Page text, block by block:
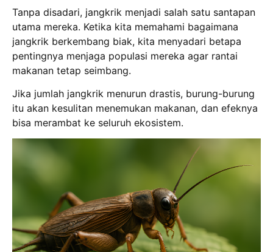
Tanpa disadari, jangkrik menjadi salah satu santapan
utama mereka. Ketika kita memahami bagaimana
jangkrik berkembang biak, kita menyadari betapa
pentingnya menjaga populasi mereka agar rantai
makanan tetap seimbang.
Jika jumlah jangkrik menurun drastis, burung-burung
itu akan kesulitan menemukan makanan, dan efeknya
bisa merambat ke seluruh ekosistem.